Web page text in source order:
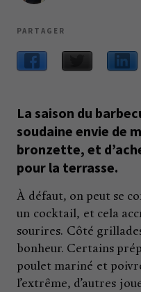
PARTAGER
La saison du
soudaine envie de
bronzette, et
pour la terrasse.
À défaut, on peut se
un cocktail, et cela
sourires. Côté
bonheur. Certains
poulet mariné et
l’extrême, d’autres